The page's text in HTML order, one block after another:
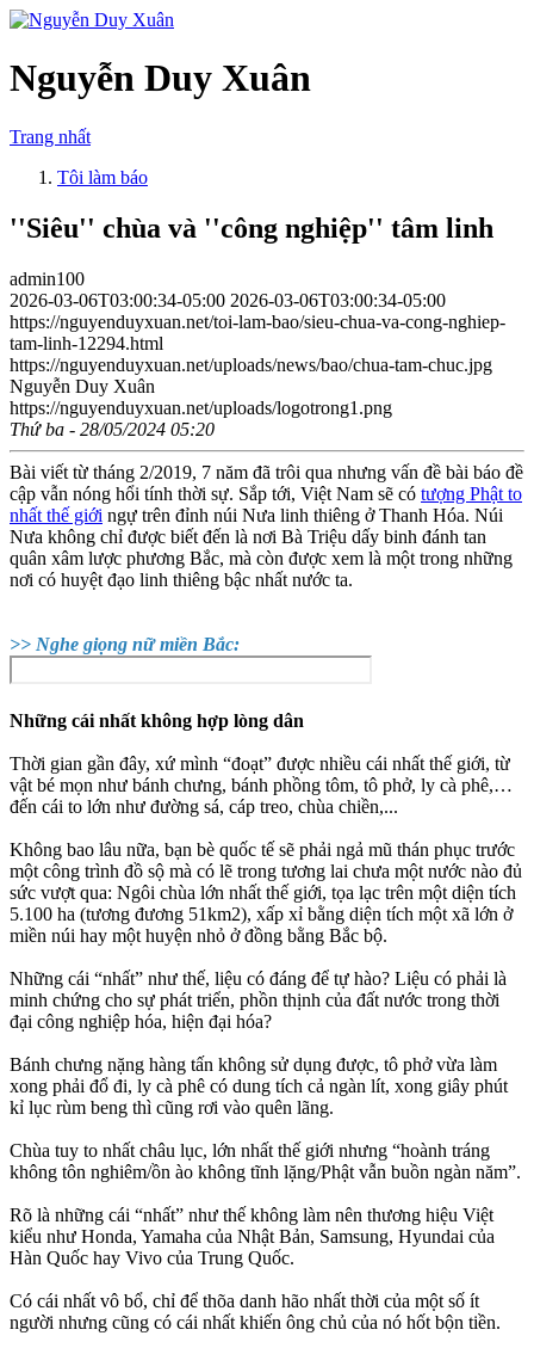
Nguyễn Duy Xuân
Trang nhất
Tôi làm báo
''Siêu'' chùa và ''công nghiệp'' tâm linh
admin100
2026-03-06T03:00:34-05:00 2026-03-06T03:00:34-05:00
https://nguyenduyxuan.net/toi-lam-bao/sieu-chua-va-cong-nghiep-
tam-linh-12294.html
https://nguyenduyxuan.net/uploads/news/bao/chua-tam-chuc.jpg
Nguyễn Duy Xuân
https://nguyenduyxuan.net/uploads/logotrong1.png
Thứ ba - 28/05/2024 05:20
Bài viết từ tháng 2/2019, 7 năm đã trôi qua nhưng vấn đề bài báo đề
cập vẫn nóng hổi tính thời sự. Sắp tới, Việt Nam sẽ có tượng Phật to
nhất thế giới ngự trên đỉnh núi Nưa linh thiêng ở Thanh Hóa. Núi
Nưa không chỉ được biết đến là nơi Bà Triệu dấy binh đánh tan
quân xâm lược phương Bắc, mà còn được xem là một trong những
nơi có huyệt đạo linh thiêng bậc nhất nước ta.
>> Nghe giọng nữ miền Bắc:
Những cái nhất không hợp lòng dân
Thời gian gần đây, xứ mình “đoạt” được nhiều cái nhất thế giới, từ
vật bé mọn như bánh chưng, bánh phồng tôm, tô phở, ly cà phê,…
đến cái to lớn như đường sá, cáp treo, chùa chiền,...
Không bao lâu nữa, bạn bè quốc tế sẽ phải ngả mũ thán phục trước
một công trình đồ sộ mà có lẽ trong tương lai chưa một nước nào đủ
sức vượt qua: Ngôi chùa lớn nhất thế giới, tọa lạc trên một diện tích
5.100 ha (tương đương 51km2), xấp xỉ bằng diện tích một xã lớn ở
miền núi hay một huyện nhỏ ở đồng bằng Bắc bộ.
Những cái “nhất” như thế, liệu có đáng để tự hào? Liệu có phải là
minh chứng cho sự phát triển, phồn thịnh của đất nước trong thời
đại công nghiệp hóa, hiện đại hóa?
Bánh chưng nặng hàng tấn không sử dụng được, tô phở vừa làm
xong phải đổ đi, ly cà phê có dung tích cả ngàn lít, xong giây phút
kỉ lục rùm beng thì cũng rơi vào quên lãng.
Chùa tuy to nhất châu lục, lớn nhất thế giới nhưng “hoành tráng
không tôn nghiêm/ồn ào không tĩnh lặng/Phật vẫn buồn ngàn năm”.
Rõ là những cái “nhất” như thế không làm nên thương hiệu Việt
kiểu như Honda, Yamaha của Nhật Bản, Samsung, Hyundai của
Hàn Quốc hay Vivo của Trung Quốc.
Có cái nhất vô bổ, chỉ để thõa danh hão nhất thời của một số ít
người nhưng cũng có cái nhất khiến ông chủ của nó hốt bộn tiền.